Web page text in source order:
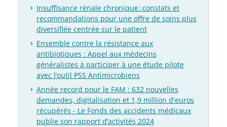
Insuffisance rénale chronique : constats et
recommandations pour une offre de soins plus
diversifiée centrée sur le patient
Ensemble contre la résistance aux
antibiotiques : Appel aux médecins
généralistes à participer à une étude pilote
avec l’outil PSS Antimicrobiens
Année record pour le FAM : 632 nouvelles
demandes, digitalisation et 1,9 million d'euros
récupérés - Le Fonds des accidents médicaux
publie son rapport d’activités 2024